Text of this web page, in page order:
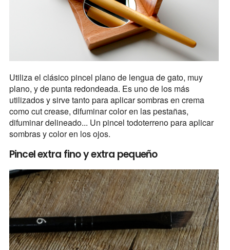
Utiliza el clásico pincel plano de lengua de gato, muy
plano, y de punta redondeada. Es uno de los más
utilizados y sirve tanto para aplicar sombras en crema
como cut crease, difuminar color en las pestañas,
difuminar delineado... Un pincel todoterreno para aplicar
sombras y color en los ojos.
Pincel extra fino y extra pequeño